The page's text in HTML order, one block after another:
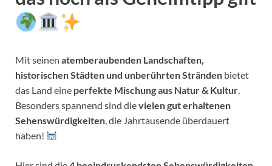
Mit seinen atemberaubenden Landschaften,
historischen Städten und unberührten Stränden bietet
das Land eine perfekte Mischung aus Natur & Kultur
Besonders spannend sind dievielen gut erhaltenen
Sehenswürdigkeiten , die Jahrtausende überdauert
haben!